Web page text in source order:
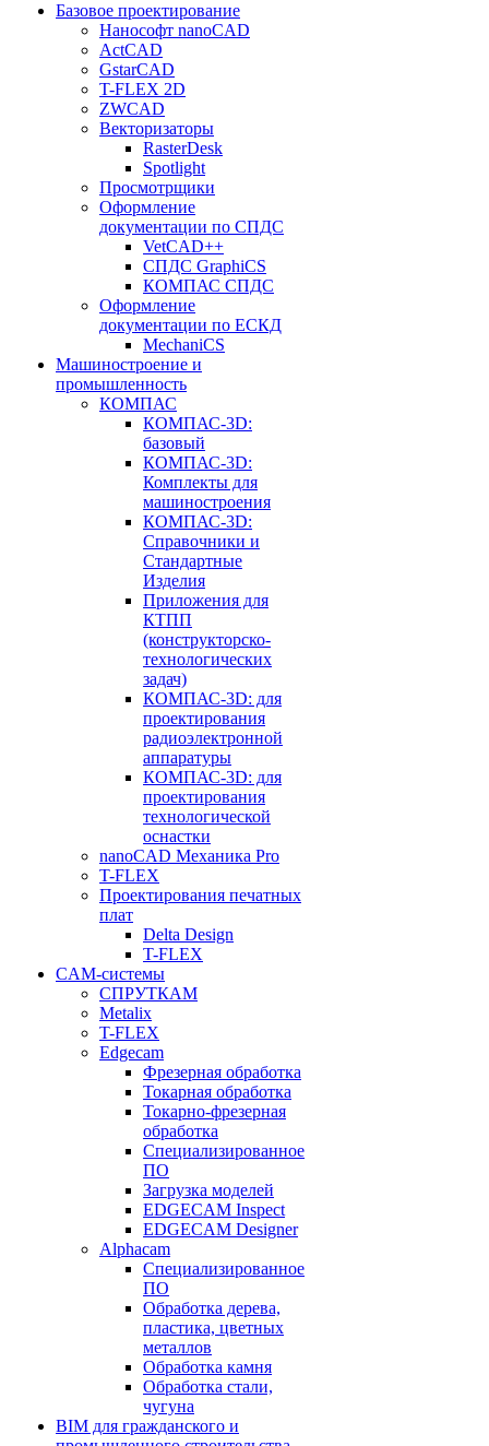
Базовое проектирование
Нанософт nanoCAD
ActCAD
GstarCAD
T-FLEX 2D
ZWCAD
Векторизаторы
RasterDesk
Spotlight
Просмотрщики
Оформление
документации по СПДС
VetCAD++
СПДС GraphiCS
КОМПАС СПДС
Оформление
документации по ЕСКД
MechaniCS
Машиностроение и
промышленность
КОМПАС
КОМПАС-3D:
базовый
КОМПАС-3D:
Комплекты для
машиностроения
КОМПАС-3D:
Справочники и
Стандартные
Изделия
Приложения для
КТПП
(конструкторско-
технологических
задач)
КОМПАС-3D: для
проектирования
радиоэлектронной
аппаратуры
КОМПАС-3D: для
проектирования
технологической
оснастки
nanoCAD Механика Pro
T-FLEX
Проектирования печатных
плат
Delta Design
T-FLEX
CAM-системы
СПРУТКAM
Metalix
T-FLEX
Edgecam
Фрезерная обработка
Токарная обработка
Токарно-фрезерная
обработка
Специализированное
ПО
Загрузка моделей
EDGECAM Inspect
EDGECAM Designer
Alphacam
Специализированное
ПО
Обработка дерева,
пластика, цветных
металлов
Обработка камня
Обработка стали,
чугуна
BIM для гражданского и